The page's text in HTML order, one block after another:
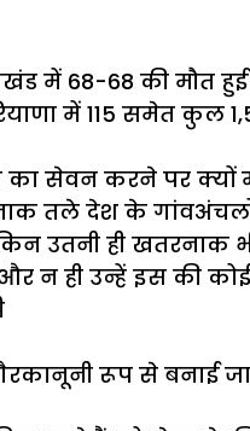
में 68-68 की मौत हुई
में 115 समेत कुल
का सेवन करने पर क्यों
नाक तले देश के
उतनी ही खतरनाक
न ही उन्हें इस की
रूप से बनाई